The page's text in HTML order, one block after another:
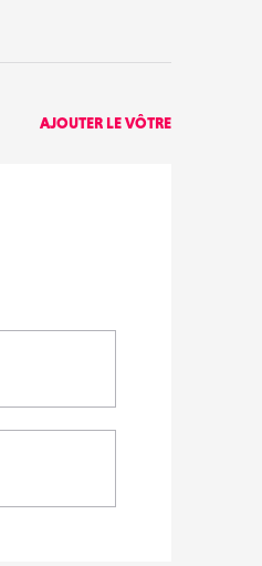
AJOUTER LE VÔTRE